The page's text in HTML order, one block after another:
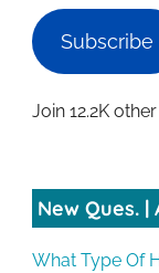
Subscribe
Join 12.2K
New Ques. |
What Type Of